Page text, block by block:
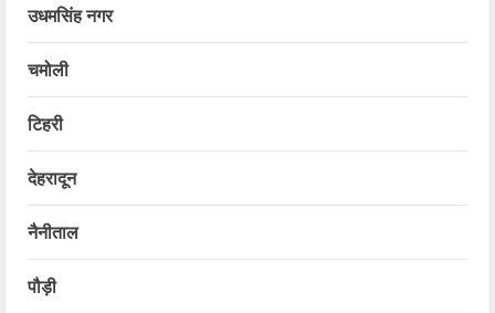
उधमसिंह नगर
चमोली
टिहरी
देहरादून
नैनीताल
पौड़ी